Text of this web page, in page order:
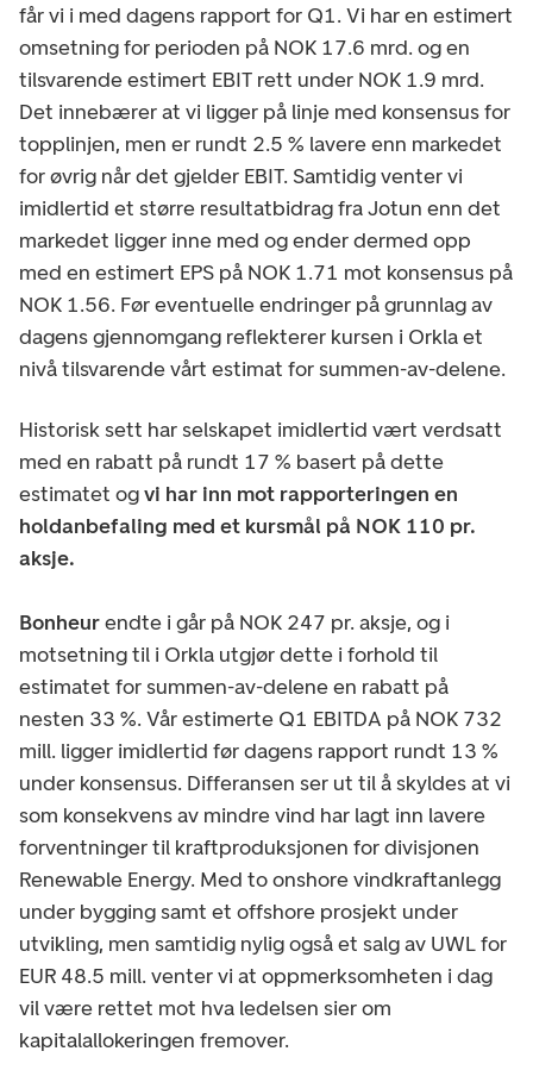
får vi i med dagens rapport for Q1. Vi har en estimert
omsetning for perioden på NOK 17.6 mrd. og en
tilsvarende estimert EBIT rett under NOK 1.9 mrd.
Det innebærer at vi ligger på linje med konsensus for
topplinjen, men er rundt 2.5 % lavere enn markedet
for øvrig når det gjelder EBIT. Samtidig venter vi
imidlertid et større resultatbidrag fra Jotun enn det
markedet ligger inne med og ender dermed opp
med en estimert EPS på NOK 1.71 mot konsensus på
NOK 1.56. Før eventuelle endringer på grunnlag av
dagens gjennomgang reflekterer kursen i Orkla et
nivå tilsvarende vårt estimat for summen-av-delene.
Historisk sett har selskapet imidlertid vært verdsatt
med en rabatt på rundt 17 % basert på dette
estimatet ogvi har inn mot rapporteringen en
holdanbefaling med et kursmål på NOK 110 pr.
aksje.
Bonheurendte i går på NOK 247 pr. aksje, og i
motsetning til i Orkla utgjør dette i forhold til
estimatet for summen-av-delene en rabatt på
nesten 33 %. Vår estimerte Q1 EBITDA på NOK 732
mill. ligger imidlertid før dagens rapport rundt 13 %
under konsensus. Differansen ser ut til å skyldes at vi
som konsekvens av mindre vind har lagt inn lavere
forventninger til kraftproduksjonen for divisjonen
Renewable Energy. Med to onshore vindkraftanlegg
under bygging samt et offshore prosjekt under
utvikling, men samtidig nylig også et salg av UWL for
EUR 48.5 mill. venter vi at oppmerksomheten i dag
vil være rettet mot hva ledelsen sier om
kapitalallokeringen fremover.